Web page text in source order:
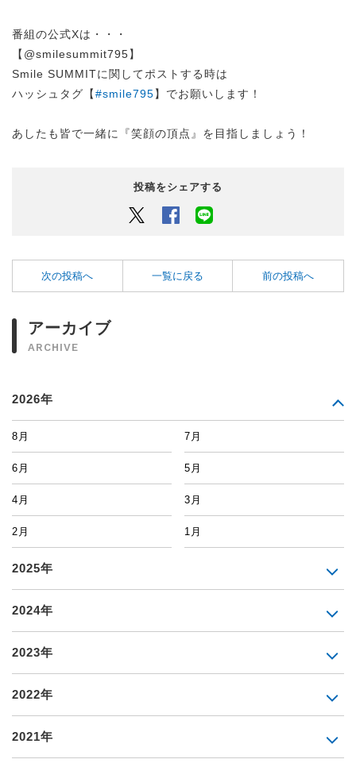
番組の公式Xは・・・
【@smilesummit795】
Smile SUMMITに関してポストする時は
ハッシュタグ【#smile795】でお願いします！
あしたも皆で一緒に『笑顔の頂点』を目指しましょう！
投稿をシェアする
Twitter Facebook
次の投稿へ 一覧に戻る 前の投稿へ
アーカイブ
ARCHIVE
2026年
8月 7月
6月 5月
4月 3月
2月 1月
2025年
2024年
2023年
2022年
2021年